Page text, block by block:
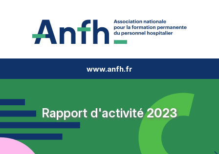
www.anfh.fr
Rapport d'activité2023